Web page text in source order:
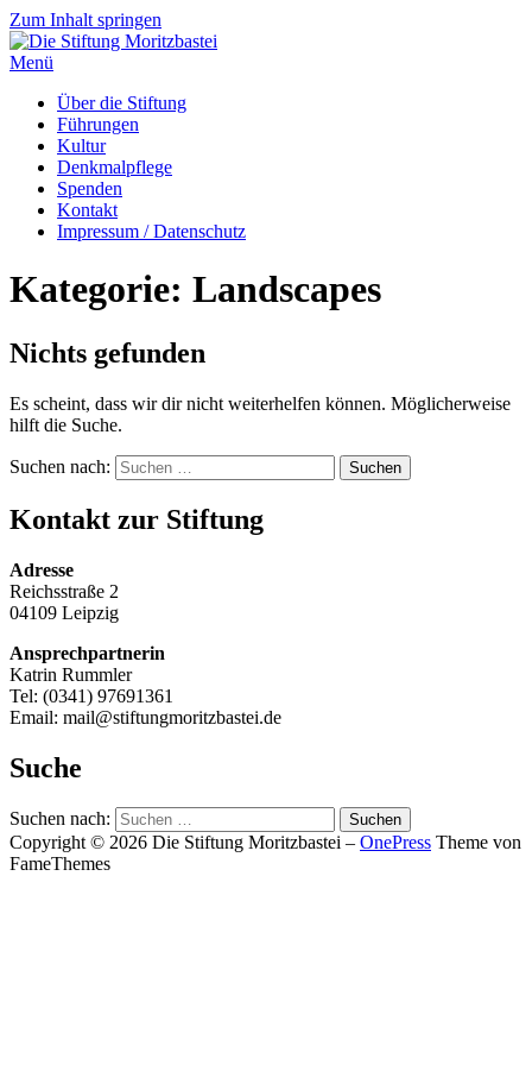
Zum Inhalt springen
Menü
Über die Stiftung
Führungen
Kultur
Denkmalpflege
Spenden
Kontakt
Impressum / Datenschutz
Kategorie: Landscapes
Nichts gefunden
Es scheint, dass wir dir nicht weiterhelfen können. Möglicherweise
hilft die Suche.
Suchen nach:
Kontakt zur Stiftung
Adresse
Reichsstraße 2
04109 Leipzig
Ansprechpartnerin
Katrin Rummler
Tel: (0341) 97691361
Email: mail@stiftungmoritzbastei.de
Suche
Suchen nach:
Copyright © 2026 Die Stiftung Moritzbastei – OnePress Theme von
FameThemes